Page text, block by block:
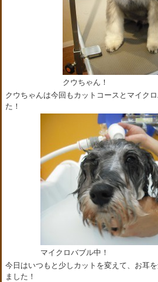
クウちゃん！
クウちゃんは今回もカットコースとマイク
た！
マイクロバブル中！
今日はいつもと少しカットを変えて、お耳
ました！